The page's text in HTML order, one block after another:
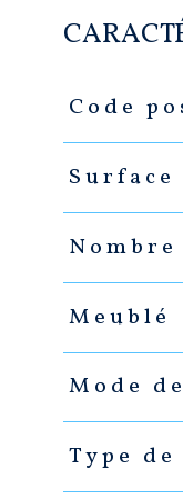
Code
Surface
Meublé
Mode
Type